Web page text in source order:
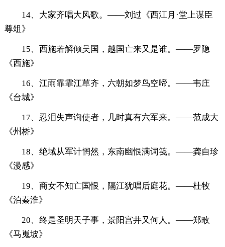
14、大家齐唱大风歌。——刘过《西江月·堂上谋臣
尊俎》
15、西施若解倾吴国，越国亡来又是谁。——罗隐
《西施》
16、江雨霏霏江草齐，六朝如梦鸟空啼。——韦庄
《台城》
17、忍泪失声询使者，几时真有六军来。——范成大
《州桥》
18、绝域从军计惘然，东南幽恨满词笺。——龚自珍
《漫感》
19、商女不知亡国恨，隔江犹唱后庭花。——杜牧
《泊秦淮》
20、终是圣明天子事，景阳宫井又何人。——郑畋
《马嵬坡》